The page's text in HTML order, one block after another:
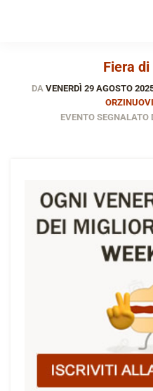
Fiera
DAVENERDÌ 29 AGOSTO
ORZINUOVI
EVENTO SEGNALATO